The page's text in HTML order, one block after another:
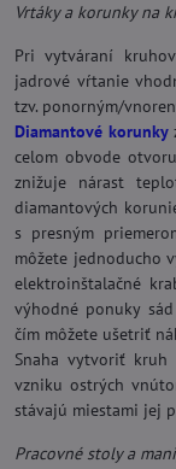
Vrtáky a korunky na
Pri vytváraní
jadrové vŕtanie
tzv. ponorným/
Diamantové korunky
celom obvode
znižuje nárast
diamantových
s presným
môžete jednoducho
elektroinštalačné
výhodné ponuky
čím môžete ušetriť
Snaha vytvoriť kruh
vzniku ostrých
stávajú miestami jej
Pracovné stoly a